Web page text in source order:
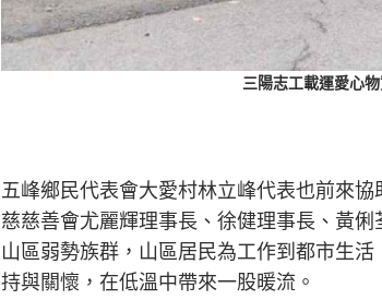
三陽志工載運愛心
五峰鄉民代表會大愛村林立峰代表也前來
慈慈善會尤麗輝理事長、徐健理事長、黃
山區弱勢族群，山區居民為工作到都市生
持與關懷，在低溫中帶來一股暖流。